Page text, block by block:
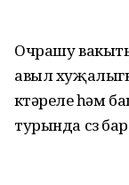
Очрашу
авыл
күтәрелүе һәм
турында сүз